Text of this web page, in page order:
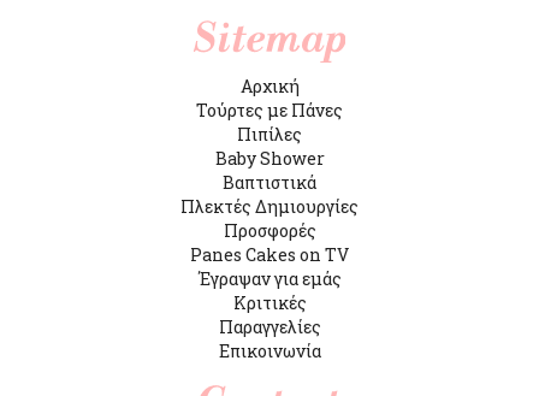
Αρχική
Τούρτες με Πάνες
Πιπίλες
Baby Shower
Βαπτιστικά
Πλεκτές Δημιουργίες
Προσφορές
Panes Cakes on TV
Έγραψαν για εμάς
Κριτικές
Παραγγελίες
Επικοινωνία